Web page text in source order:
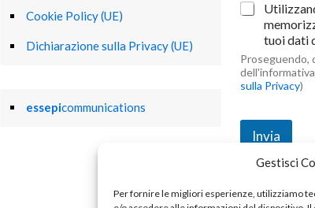
Gestisci
Per fornire le migliori esperienze, utilizziamo
Cookie Policy (UE)
Dichiarazione sulla Privacy (UE)
essepicommunications
tuoi dati
Proseguendo,
sulla Privacy)
Invia